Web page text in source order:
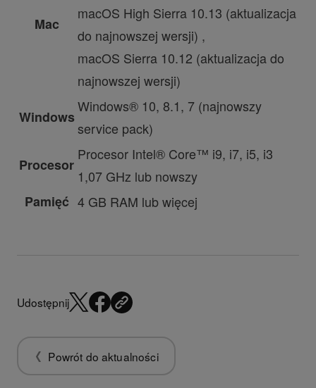
Mac
macOS High Sierra 10.13 (aktualizacja
do najnowszej wersji) ,
macOS Sierra 10.12 (aktualizacja do
najnowszej wersji)
Windows
Windows® 10, 8.1, 7 (najnowszy
service pack)
Procesor
Procesor Intel® Core™ i9, i7, i5, i3
1,07 GHz lub nowszy
Pamięć 4 GB RAM lub więcej
Udostępnij
Powrót do aktualności